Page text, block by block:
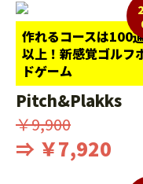
作れるコースは100
以上！新感覚ゴルフ
ドゲーム
Pitch&Plakks
￥9,900
⇒ ￥7,920